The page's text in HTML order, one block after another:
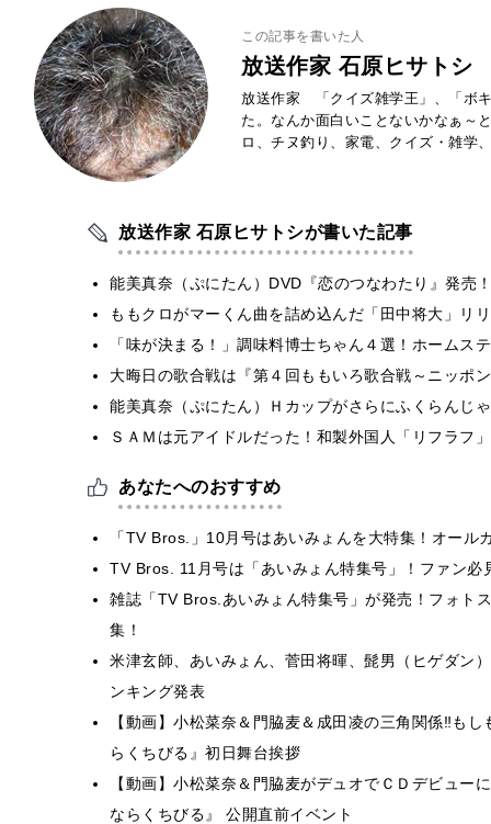
この記事を書いた人
放送作家 石原ヒサトシ
放送作家 「クイズ雑学王」、「ボ
た。なんか面白いことないかなぁ～
ロ、チヌ釣り、家電、クイズ・雑学
放送作家 石原ヒサトシが書いた記事
能美真奈（ぷにたん）DVD『恋のつなわたり』発売
ももクロがマーくん曲を詰め込んだ「田中将大」
「味が決まる！」調味料博士ちゃん４選！ホームス
大晦日の歌合戦は『第４回ももいろ歌合戦～ニッポ
能美真奈（ぷにたん）Ｈカップがさらにふくらんじ
ＳＡＭは元アイドルだった！和製外国人「リフラフ
あなたへのおすすめ
「TV Bros.」10月号はあいみょんを大特集！オール
TV Bros. 11月号は「あいみょん特集号」！ファン
雑誌「TV Bros.あいみょん特集号」が発売！フォト
集！
米津玄師、あいみょん、菅田将暉、髭男（ヒゲダ
ンキング発表
【動画】小松菜奈＆門脇麦＆成田凌の三角関係‼も
らくちびる』初日舞台挨拶
【動画】小松菜奈＆門脇麦がデュオでＣＤデビュー
ならくちびる』 公開直前イベント